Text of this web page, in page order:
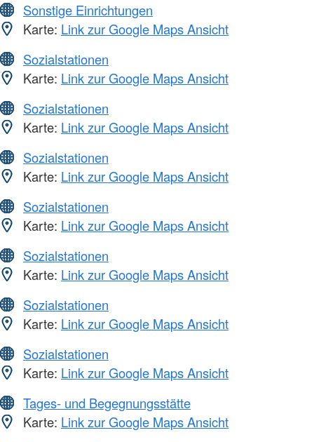
Sonstige Einrichtungen
Karte: Link zur Google Maps Ansicht
Sozialstationen
Karte: Link zur Google Maps Ansicht
Sozialstationen
Karte: Link zur Google Maps Ansicht
Sozialstationen
Karte: Link zur Google Maps Ansicht
Sozialstationen
Karte: Link zur Google Maps Ansicht
Sozialstationen
Karte: Link zur Google Maps Ansicht
Sozialstationen
Karte: Link zur Google Maps Ansicht
Sozialstationen
Karte: Link zur Google Maps Ansicht
Tages- und Begegnungsstätte
Karte: Link zur Google Maps Ansicht